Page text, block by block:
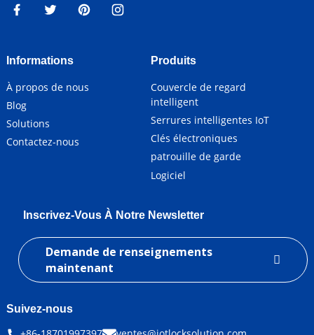
Informations
À propos de nous
Blog
Solutions
Contactez-nous
Produits
Couvercle de regard
intelligent
Serrures intelligentes IoT
Clés électroniques
patrouille de garde
Logiciel
Inscrivez-Vous À Notre Newsletter
Demande de renseignements
maintenant
Suivez-nous